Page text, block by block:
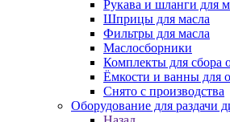
Рукава и шланги для
Шприцы для масла
Фильтры для масла
Маслосборники
Комплекты для сбора
Ёмкости и ванны для
Снято с производства
Оборудование для раздачи